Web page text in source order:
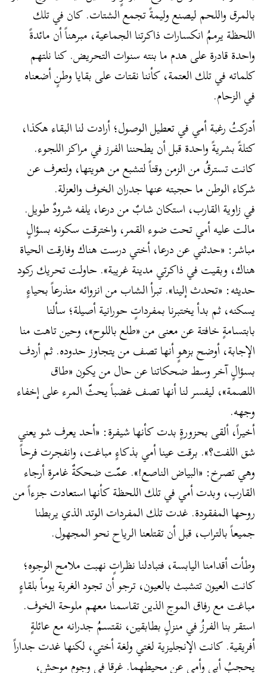
بالمرق واللحم ليصنع وليمةً تجمع الشتات. كان في تلك
اللحظة يرممُ انكسارات ذاكرتنا الجماعية، مبرهناً أن مائدةً
واحدة قادرة على هدم ما بنته سنوات التحريض. كنا نلتهم
كلماته في تلك العتمة، كأننا نقتات على بقايا وطنٍ أضعناه
في الزحام.
أدركتُ رغبة أمي في تعطيل الوصول؛ أرادت لنا البقاء هكذا،
كتلةً بشريةً واحدة قبل أن يطحننا الفرز في مراكز اللجوء.
كانت تسترقُ من الزمن وقتاً لتشبع من هويتها، ولتعرف عن
شركاء الوطن ما حجبته عنها جدران الخوف والعزلة.
​في زاوية القارب، استكان شابٌ من درعا، يلفه شرودٌ طويل.
مالت عليه أمي تحت ضوء القمر، واخترقت سكونه بسؤالٍ
مباشر: «حدثني عن درعا، أختي درست هناك وفارقت الحياة
هناك، وبقيت في ذاكرتي مدينة غريبة». حاولت تحريك ركود
حديثه: «تحدث إلينا». تبرأ الشاب من انزوائه متذرعاً بحياءٍ
يسكنه، ثم بدأ يختبرنا بمفرداتٍ حورانية أصيلة؛ سألنا
بابتسامةٍ خافتة عن معنى من «طلع باللوح»، وحين تاهت منا
الإجابة، أوضح بزهوٍ أنها تصف من يتجاوز حدوده. ثم أردف
بسؤالٍ آخر وسط ضحكاتنا عن حال من يكون «طاق
اللصمة»، ليفسر لنا أنها تصف غضباً يحثّ المرء على إخفاء
وجهه.
​أخيراً، ألقى بحزورةٍ بدت كأنها شيفرة: «أحد يعرف شو يعني
شق اللفت؟». برقت عينا أمي بذكاءٍ مباغت، وانفجرت فرحاً
وهي تصرخ: «البياض الناصع!». عمّت ضحكةٌ غامرة أرجاء
القارب، وبدت أمي في تلك اللحظة كأنها استعادت جزءاً من
روحها المفقودة. غدت تلك المفردات الوتد الذي يربطنا
جميعاً بالتراب، قبل أن تقتلعنا الرياح نحو المجهول.
وطأت أقدامنا اليابسة، فتبادلنا نظراتٍ نهبت ملامح الوجوه؛
كانت العيون تتشبث بالعيون، ترجو أن تجود الغربة يوماً بلقاءٍ
مباغت مع رفاق الموج الذين تقاسمنا معهم ملوحة الخوف.
استقر بنا الفرزُ في منزلٍ بطابقين، نقتسمُ جدرانه مع عائلةٍ
أفريقية. كانت الإنجليزية لغتي ولغة أختي، لكنها غدت جداراً
يحجبُ أبي وأمي عن محيطهما. غرقا في وجومٍ موحش،